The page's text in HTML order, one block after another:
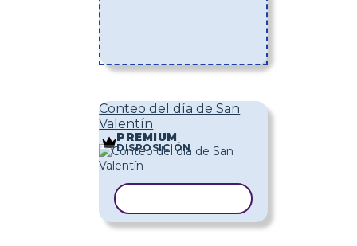
Conteo del día de San
Valentín
PREMIUM
DISPOSICIÓN